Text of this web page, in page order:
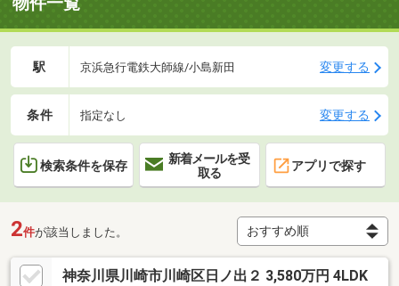
駅 京浜急行電鉄大師線/小島新田 変更する
条件 指定なし 変更する
検索条件を保存
新着メールを受
取る
アプリで探す
2件が該当しました。
神奈川県川崎市川崎区日ノ出２ 3,580万円 4LDK